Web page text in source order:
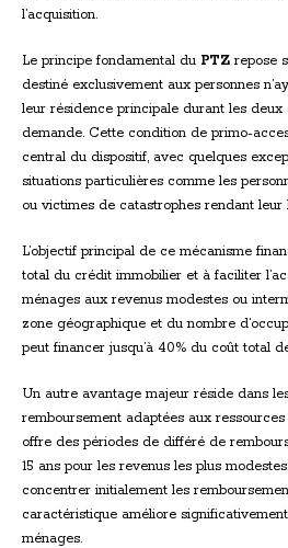
l’acquisition.
Le principe fondamental du PTZ repose
destiné exclusivement aux personnes
leur résidence principale durant les deux
demande. Cette condition de primo-
central du dispositif, avec quelques
situations particulières comme les
ou victimes de catastrophes rendant leur
L’objectif principal de ce mécanisme
total du crédit immobilier et à faciliter
ménages aux revenus modestes ou
zone géographique et du nombre
peut financer jusqu’à 40% du coût total
Un autre avantage majeur réside dans
remboursement adaptées aux
offre des périodes de différé de
15 ans pour les revenus les plus
concentrer initialement les
caractéristique améliore
ménages.